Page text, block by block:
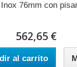
76mm con
562,65 €
al carrito